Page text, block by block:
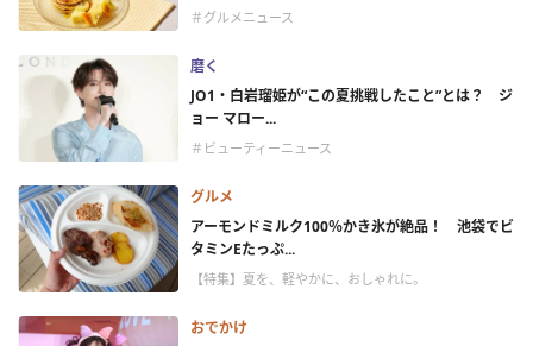
＃グルメニュース
磨く
JO1・白岩瑠姫が“この夏挑戦したこと”とは？ ジ
ョー マロー...
＃ビューティーニュース
グルメ
アーモンドミルク100％かき氷が絶品！ 池袋でビ
タミンEたっぷ...
【特集】夏を、軽やかに、おしゃれに。
おでかけ